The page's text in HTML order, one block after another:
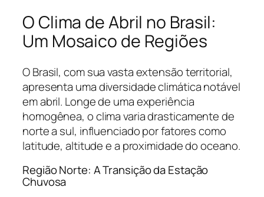
O Clima de Abril no Brasil:
Um Mosaico de Regiões
O Brasil, com sua vasta extensão territorial,
apresenta uma diversidade climática notável
em abril. Longe de uma experiência
homogênea, o clima varia drasticamente de
norte a sul, influenciado por fatores como
latitude, altitude e a proximidade do oceano.
Região Norte: A Transição da Estação
Chuvosa